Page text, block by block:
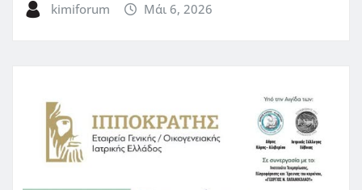
kimiforum Μάι 6, 2026